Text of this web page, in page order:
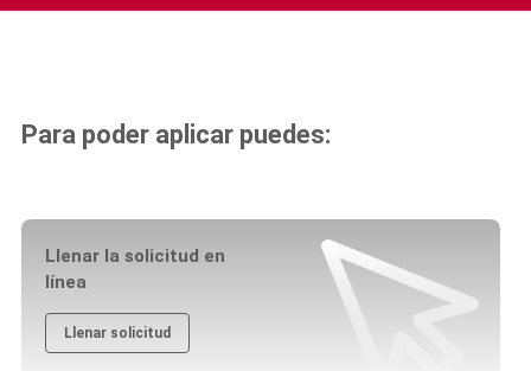
Para poder aplicar puedes:
Llenar la solicitud en
línea
Llenar solicitud